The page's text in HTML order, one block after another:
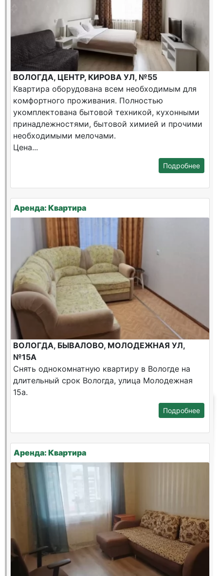
ВОЛОГДА, ЦЕНТР, КИРОВА УЛ, №55
Квартира оборудована всем необходимым для
комфортного проживания. Полностью
укомплектована бытовой техникой, кухонными
принадлежностями, бытовой химией и прочими
необходимыми мелочами.
Цена...
Подробнее
Аренда: Квартира
ВОЛОГДА, БЫВАЛОВО, МОЛОДЕЖНАЯ УЛ,
№15А
Снять однокомнатную квартиру в Вологде на
длительный срок Вологда, улица Молодежная
15а.
Подробнее
Аренда: Квартира